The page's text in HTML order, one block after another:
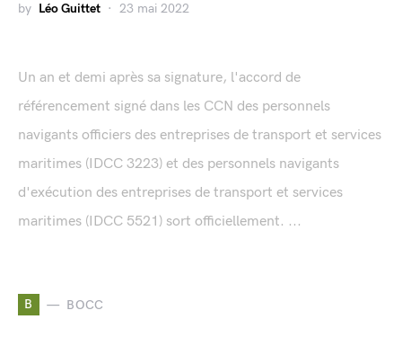
by Léo Guittet 23 mai 2022
Un an et demi après sa signature, l'accord de
référencement signé dans les CCN des personnels
navigants officiers des entreprises de transport et services
maritimes (IDCC 3223) et des personnels navigants
d'exécution des entreprises de transport et services
maritimes (IDCC 5521) sort officiellement. ...
B BOCC